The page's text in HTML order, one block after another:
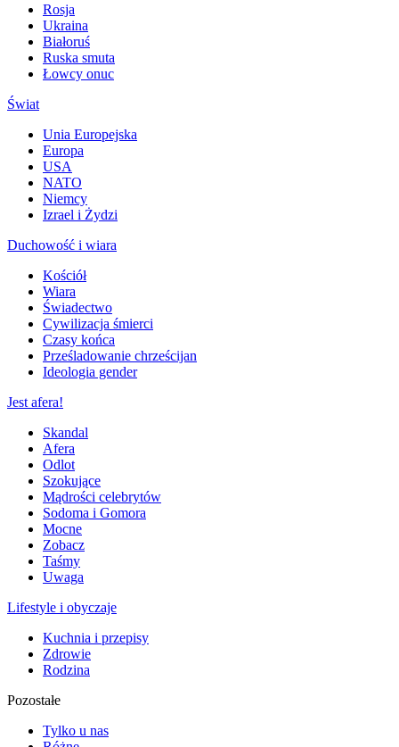
Rosja
Ukraina
Białoruś
Ruska smuta
Łowcy onuc
Świat
Unia Europejska
Europa
USA
NATO
Niemcy
Izrael i Żydzi
Duchowość i wiara
Kościół
Wiara
Świadectwo
Cywilizacja śmierci
Czasy końca
Prześladowanie chrześcijan
Ideologia gender
Jest afera!
Skandal
Afera
Odlot
Szokujące
Mądrości celebrytów
Sodoma i Gomora
Mocne
Zobacz
Taśmy
Uwaga
Lifestyle i obyczaje
Kuchnia i przepisy
Zdrowie
Rodzina
Pozostałe
Tylko u nas